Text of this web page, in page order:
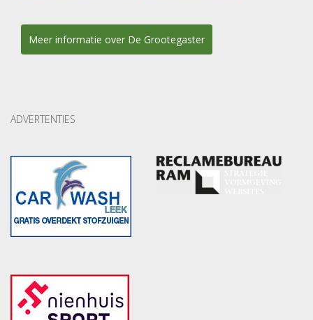
Meer informatie over De Grootegaster
ADVERTENTIES